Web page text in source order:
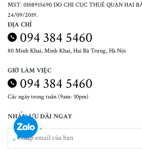
MST: 0108915690 DO CHI CỤC THUẾ QUẬN HAI
24/09/2019.
ĐỊA CHỈ
094 384 5460
80 Minh Khai, Minh Khai, Hai Bà Trưng, Hà Nội
GIỜ LÀM VIỆC
094 384 5460
Các ngày trong tuần (9am- 10pm)
NHẬN ƯU ĐÃI NGAY